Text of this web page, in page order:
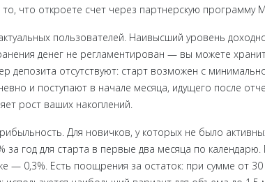
что откроете счет через партнерскую программу
пользователей. Наивысший уровень
денег не регламентирован — вы можете
депозита отсутствуют: старт возможен с
и поступают в начале месяца, идущего после
рост ваших накоплений.
Для новичков, у которых не было
год для старта в первые два месяца по
— 0,3%. Есть поощрения за остаток: при сумме от